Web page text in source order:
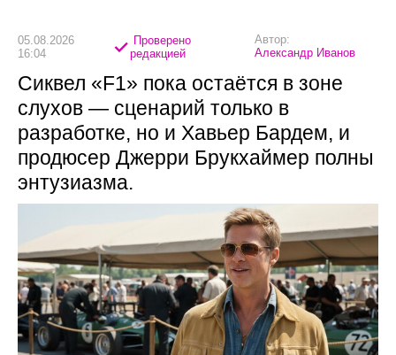
05.08.2026
16:04
Проверено
редакцией
Автор:
Александр Иванов
Сиквел «F1» пока остаётся в зоне
слухов — сценарий только в
разработке, но и Хавьер Бардем, и
продюсер Джерри Брукхаймер полны
энтузиазма.